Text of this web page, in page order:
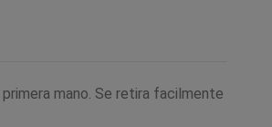
mano. Se retira facilmente